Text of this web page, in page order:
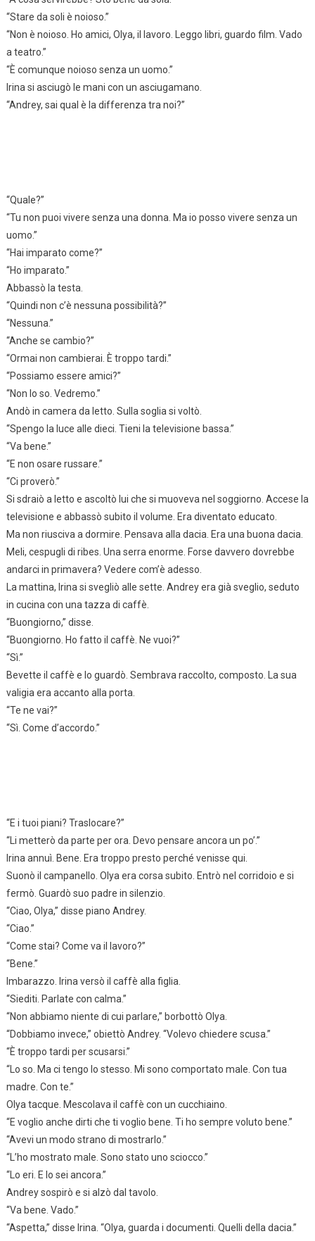
“Stare da soli è noioso.”
“Non è noioso. Ho amici, Olya, il lavoro. Leggo libri, guardo film. Vado
a teatro.”
“È comunque noioso senza un uomo.”
Irina si asciugò le mani con un asciugamano.
“Andrey, sai qual è la differenza tra noi?”
“Quale?”
“Tu non puoi vivere senza una donna. Ma io posso vivere senza un
uomo.”
“Hai imparato come?”
“Ho imparato.”
Abbassò la testa.
“Quindi non c’è nessuna possibilità?”
“Nessuna.”
“Anche se cambio?”
“Ormai non cambierai. È troppo tardi.”
“Possiamo essere amici?”
“Non lo so. Vedremo.”
Andò in camera da letto. Sulla soglia si voltò.
“Spengo la luce alle dieci. Tieni la televisione bassa.”
“Va bene.”
“E non osare russare.”
“Ci proverò.”
Si sdraiò a letto e ascoltò lui che si muoveva nel soggiorno. Accese la
televisione e abbassò subito il volume. Era diventato educato.
Ma non riusciva a dormire. Pensava alla dacia. Era una buona dacia.
Meli, cespugli di ribes. Una serra enorme. Forse davvero dovrebbe
andarci in primavera? Vedere com’è adesso.
La mattina, Irina si svegliò alle sette. Andrey era già sveglio, seduto
in cucina con una tazza di caffè.
“Buongiorno,” disse.
“Buongiorno. Ho fatto il caffè. Ne vuoi?”
“Sì.”
Bevette il caffè e lo guardò. Sembrava raccolto, composto. La sua
valigia era accanto alla porta.
“Te ne vai?”
“Sì. Come d’accordo.”
“E i tuoi piani? Traslocare?”
“Li metterò da parte per ora. Devo pensare ancora un po’.”
Irina annuì. Bene. Era troppo presto perché venisse qui.
Suonò il campanello. Olya era corsa subito. Entrò nel corridoio e si
fermò. Guardò suo padre in silenzio.
“Ciao, Olya,” disse piano Andrey.
“Ciao.”
“Come stai? Come va il lavoro?”
“Bene.”
Imbarazzo. Irina versò il caffè alla figlia.
“Siediti. Parlate con calma.”
“Non abbiamo niente di cui parlare,” borbottò Olya.
“Dobbiamo invece,” obiettò Andrey. “Volevo chiedere scusa.”
“È troppo tardi per scusarsi.”
“Lo so. Ma ci tengo lo stesso. Mi sono comportato male. Con tua
madre. Con te.”
Olya tacque. Mescolava il caffè con un cucchiaino.
“E voglio anche dirti che ti voglio bene. Ti ho sempre voluto bene.”
“Avevi un modo strano di mostrarlo.”
“L’ho mostrato male. Sono stato uno sciocco.”
“Lo eri. E lo sei ancora.”
Andrey sospirò e si alzò dal tavolo.
“Va bene. Vado.”
“Aspetta,” disse Irina. “Olya, guarda i documenti. Quelli della dacia.”